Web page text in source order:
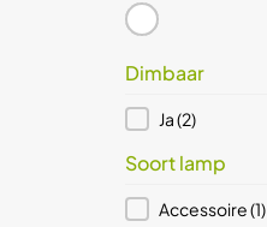
Kleur
Dimbaar
Dimbaar
Ja(2)
Soort lamp
Soort lamp
Accessoire(1)